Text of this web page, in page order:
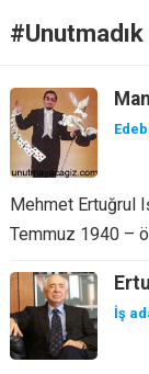
Mehmet Ertuğrul
Temmuz 1940 –
İş